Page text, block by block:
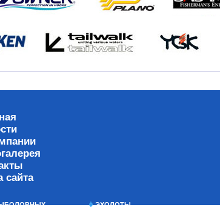
сайта
ЭХОЛОТЫ